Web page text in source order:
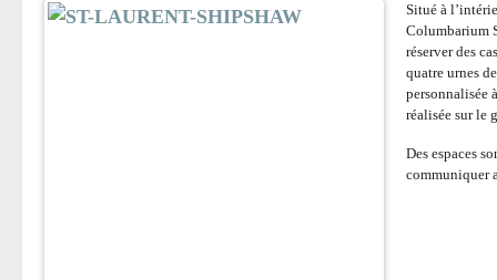
Situé à
Columbarium
réserver des
quatre urnes
personnalisée
réalisée sur le
Des espaces
communiquer